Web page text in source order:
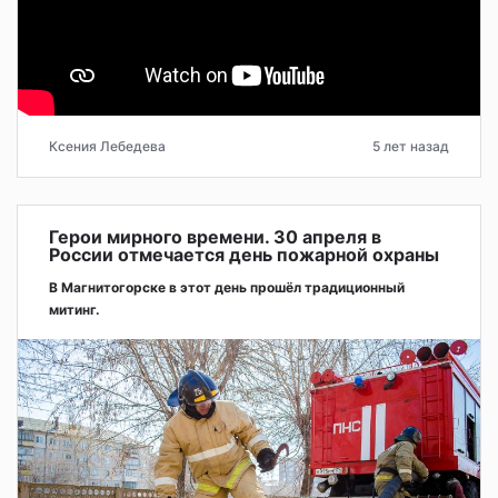
Ксения Лебедева 5 лет назад
Герои мирного времени. 30 апреля в
России отмечается день пожарной охраны
В Магнитогорске в этот день прошёл традиционный
митинг.